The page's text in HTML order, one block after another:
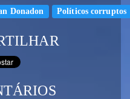
Donadon Políticos corruptos